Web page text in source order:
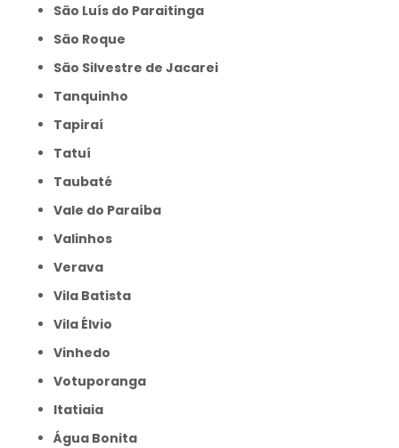
São Luís do Paraitinga
São Roque
São Silvestre de Jacarei
Tanquinho
Tapiraí
Tatuí
Taubaté
Vale do Paraíba
Valinhos
Verava
Vila Batista
Vila Élvio
Vinhedo
Votuporanga
itatiaia
Água Bonita